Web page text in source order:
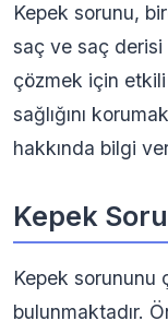
Kepek sorunu,
saç ve saç derisi
çözmek için etkili
sağlığını
hakkında bilgi
Kepek
Kepek sorununu
bulunmaktadır.